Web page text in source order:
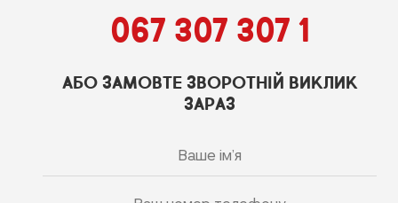
067 307 307 1
АБО ЗАМОВТЕ ЗВОРОТНІЙ ВИКЛИК
ЗАРАЗ